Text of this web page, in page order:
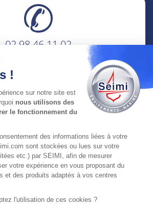
02 98 46 11 02
: 75 Rue Amiral Troude,
29200 Brest FRANCE
SEIMI - Tous droits réservés
!
sur notre site est
nous utilisons des
le fonctionnement du
des informations liées à votre
sont stockées ou lues sur votre
etc.) par SEIMI, afin de mesurer
votre expérience en vous proposant du
et des produits adaptés à vos centres
l'utilisation de ces cookies ?